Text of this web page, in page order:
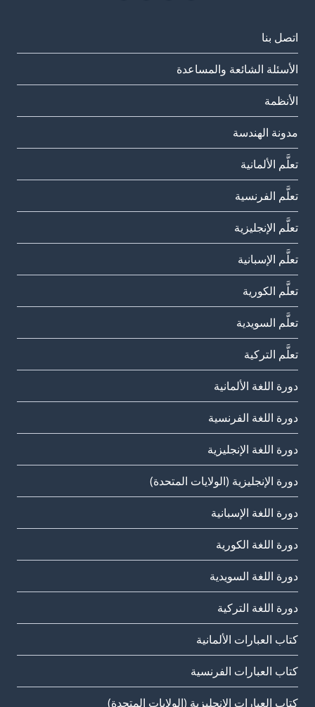
اتصل بنا
الأسئلة الشائعة والمساعدة
الأنظمة
مدونة الهندسة
تعلَّم الألمانية
تعلَّم الفرنسية
تعلَّم الإنجليزية
تعلَّم الإسبانية
تعلَّم الكورية
تعلَّم السويدية
تعلَّم التركية
دورة اللغة الألمانية
دورة اللغة الفرنسية
دورة اللغة الإنجليزية
دورة الإنجليزية (الولايات المتحدة)
دورة اللغة الإسبانية
دورة اللغة الكورية
دورة اللغة السويدية
دورة اللغة التركية
كتاب العبارات الألمانية
كتاب العبارات الفرنسية
كتاب العبارات الإنجليزية (الولايات المتحدة)